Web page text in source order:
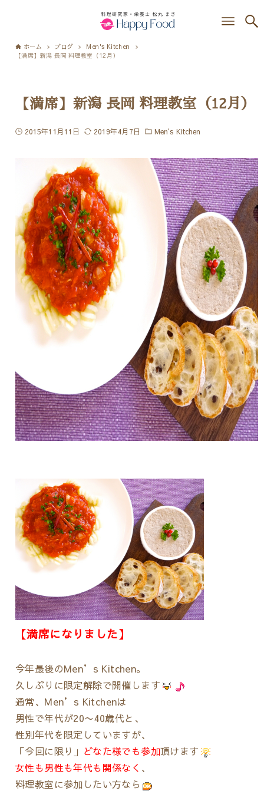
ホーム ブログ
Men's Kitchen
【満席】新潟 長岡 料理教室（12月）
【満席】新潟 長岡 料理教室（12月）
2015年11月11日 2019年4月7日 Men's Kitchen
【満席になりました】
今年最後のMen’s Kitchen。
久しぶりに限定解除で開催します
通常、Men’s Kitchenは
男性で年代が20〜40歳代と、
性別年代を限定していますが、
「今回に限り」 どなた様でも参加頂けます
女性も男性も年代も関係なく 、
料理教室に参加したい方なら